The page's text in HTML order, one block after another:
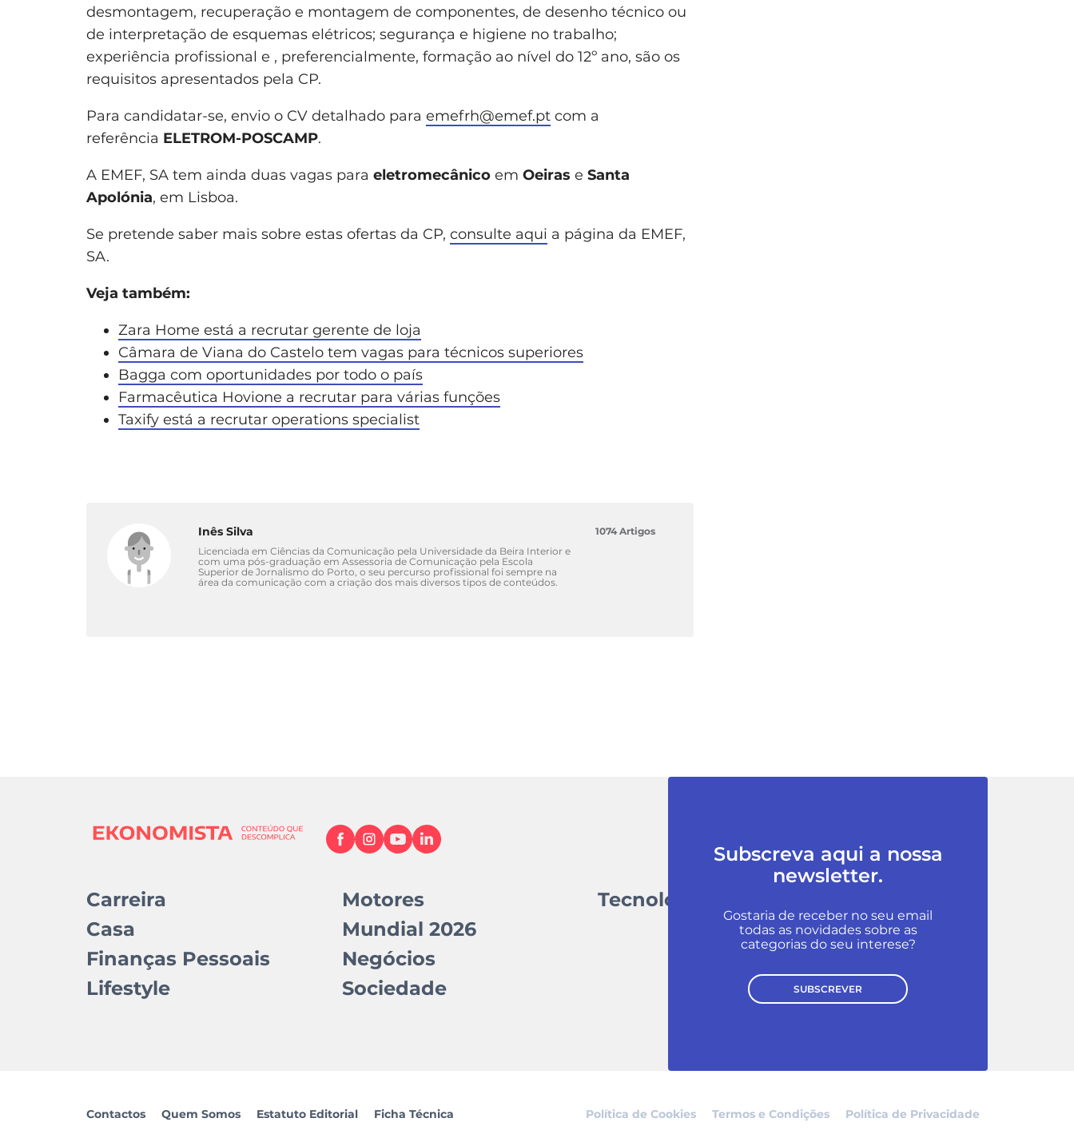
desmontagem, recuperação e montagem de componentes, de desenho técnico ou
de interpretação de esquemas elétricos; segurança e higiene no trabalho;
experiência profissional e , preferencialmente, formação ao nível do 12º ano, são os
requisitos apresentados pela CP.
Para candidatar-se, envio o CV detalhado para emefrh@emef.pt com a
referência ELETROM-POSCAMP.
A EMEF, SA tem ainda duas vagas para eletromecânico em Oeiras e Santa
Apolónia, em Lisboa.
Se pretende saber mais sobre estas ofertas da CP, consulte aqui a página da EMEF,
SA.
Veja também:
Zara Home está a recrutar gerente de loja
Câmara de Viana do Castelo tem vagas para técnicos superiores
Bagga com oportunidades por todo o país
Farmacêutica Hovione a recrutar para várias funções
Taxify está a recrutar operations specialist
Inês Silva
Licenciada em Ciências da Comunicação pela Universidade da Beira Interior e
com uma pós-graduação em Assessoria de Comunicação pela Escola
Superior de Jornalismo do Porto, o seu percurso profissional foi sempre na
área da comunicação com a criação dos mais diversos tipos de conteúdos.
1074 Artigos
Carreira
Casa
Finanças Pessoais
Lifestyle
Motores
Mundial 2026
Negócios
Sociedade
Tecnologia
Subscreva aqui a nossa
newsletter.
Gostaria de receber no seu email
todas as novidades sobre as
categorias do seu interese?
SUBSCREVER
Contactos Quem Somos Estatuto Editorial Ficha Técnica Política de Cookies Termos e Condições Política de Privacidade